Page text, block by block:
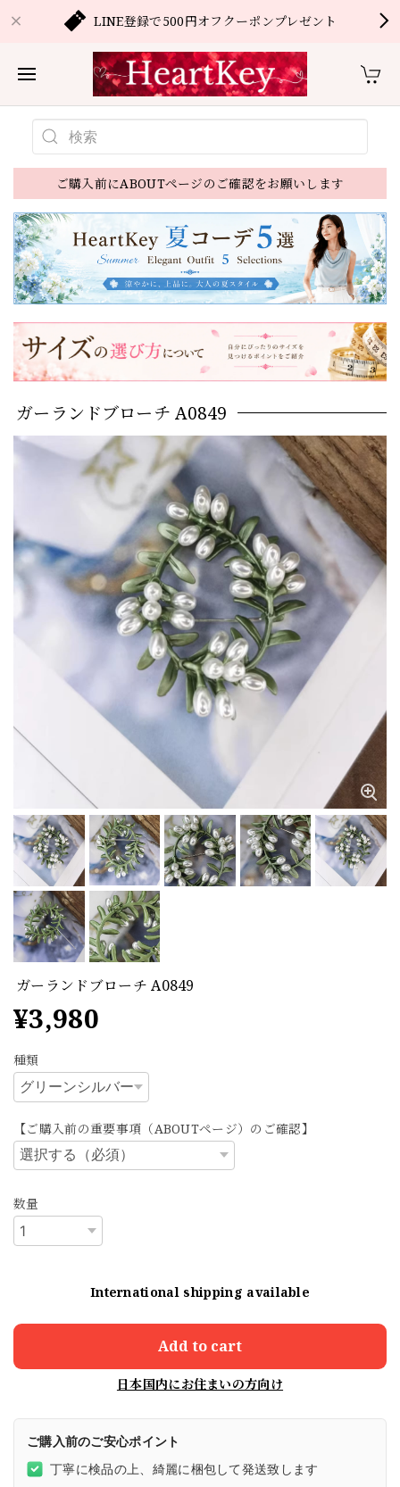
LINE登録で500円オフクーポンプレゼント
ご購入前にABOUTページのご確認をお願いします
ガーランドブローチ A0849
ガーランドブローチ A0849
¥3,980
種類
【ご購入前の重要事項（ABOUTページ）のご確認】
数量
International shipping available
Add to cart
日本国内にお住まいの方向け
ご購入前のご安心ポイント
丁寧に検品の上、綺麗に梱包して発送致します